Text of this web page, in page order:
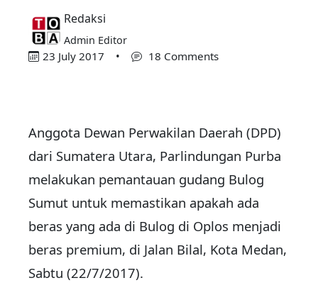
Redaksi
Admin Editor
23 July 2017 • 18 Comments
Anggota Dewan Perwakilan Daerah (DPD)
dari Sumatera Utara, Parlindungan Purba
melakukan pemantauan gudang Bulog
Sumut untuk memastikan apakah ada
beras yang ada di Bulog di Oplos menjadi
beras premium, di Jalan Bilal, Kota Medan,
Sabtu (22/7/2017).